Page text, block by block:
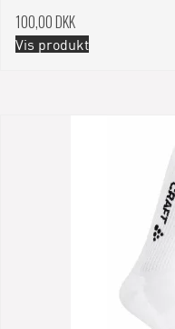
100,00 DKK
Vis produkt